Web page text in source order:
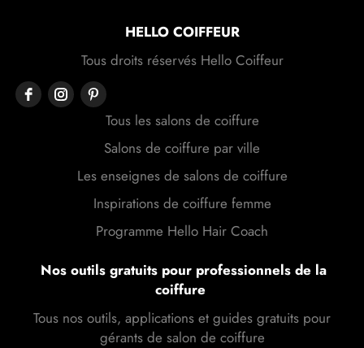
HELLO COIFFEUR
Tous droits réservés Hello Coiffeur
Tous les salons de coiffure
Salons de coiffure par ville
Les enseignes de salons de coiffure
Inspirations de coiffure femme
Programme Hello Hair Coach
Nos outils gratuits pour professionnels de la
coiffure
Tous nos outils, applications et guides gratuits pour
gérants de salon de coiffure